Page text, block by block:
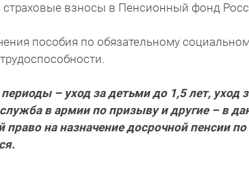
страховые взносы в Пенсионный фонд
пособия по обязательному
– уход за детьми до 1,5 лет, уход
в армии по призыву и другие – в
на назначение досрочной пенсии